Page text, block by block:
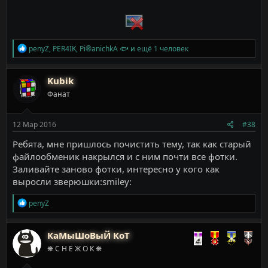
Р
е
а
ц
и
penyZ, PER4IK, Pi®anichkA 🐟 и ещё 1 человек
Kubik
Фанат
12 Мар 2016 #38
Ребята, мне пришлось почистить тему, так как старый
файлообменик накрылся и с ним почти все фотки.
Заливайте заново фотки, интересно у кого как
выросли зверюшки:smiley:
Р
е
а
к
ц
и
и
penyZ
КаМыШоВыЙ КоТ
❋ С Н Е Ж О К ❋